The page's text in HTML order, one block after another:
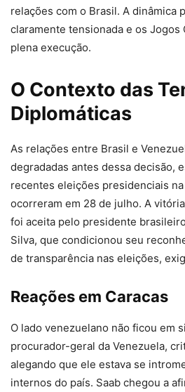
relações com o Brasil. A dinâmica
claramente tensionada e os Jogos
plena execução.
O Contexto das
Diplomáticas
As relações entre Brasil e
degradadas antes dessa decisão,
recentes eleições presidenciais
ocorreram em 28 de julho. A
foi aceita pelo presidente
Silva, que condicionou seu
de transparência nas eleições,
Reações em Caracas
O lado venezuelano não ficou em
procurador-geral da Venezuela,
alegando que ele estava se
internos do país. Saab chegou a